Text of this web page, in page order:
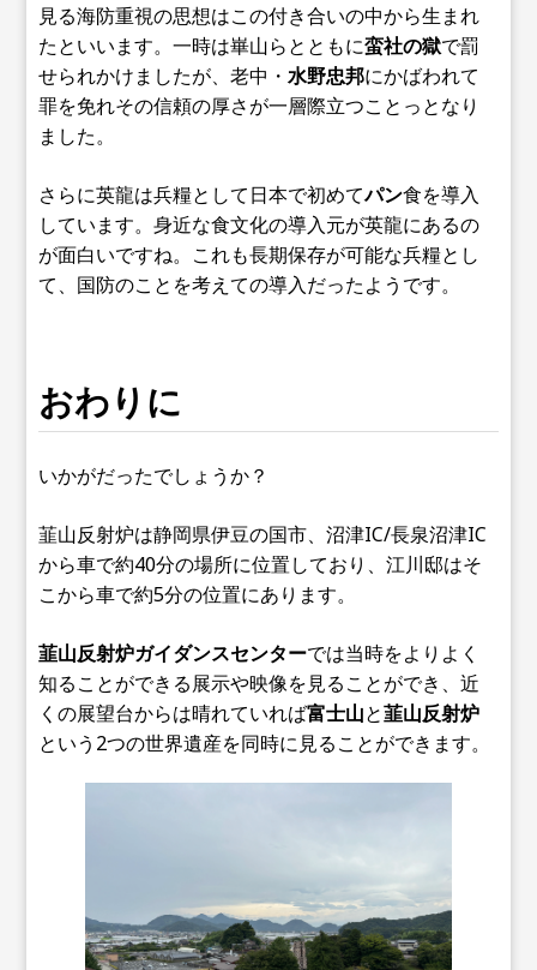
見る海防重視の思想はこの付き合いの中から生まれ
たといいます。一時は崋山らとともに蛮社の獄で罰
せられかけましたが、老中・水野忠邦にかばわれて
罪を免れその信頼の厚さが一層際立つことっとなり
ました。
さらに英龍は兵糧として日本で初めてパン食を導入
しています。身近な食文化の導入元が英龍にあるの
が面白いですね。これも長期保存が可能な兵糧とし
て、国防のことを考えての導入だったようです。
おわりに
いかがだったでしょうか？
韮山反射炉は静岡県伊豆の国市、沼津IC/長泉沼津IC
から車で約40分の場所に位置しており、江川邸はそ
こから車で約5分の位置にあります。
韮山反射炉ガイダンスセンターでは当時をよりよく
知ることができる展示や映像を見ることができ、近
くの展望台からは晴れていれば富士山と韮山反射炉
という2つの世界遺産を同時に見ることができます。